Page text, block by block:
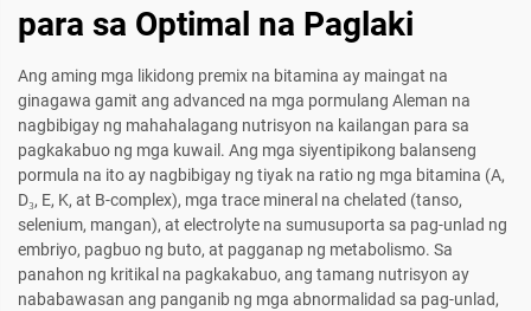
para sa Optimal na Paglaki
Ang aming mga likidong premix na bitamina ay maingat na
ginagawa gamit ang advanced na mga pormulang Aleman na
nagbibigay ng mahahalagang nutrisyon na kailangan para sa
pagkakabuo ng mga kuwail. Ang mga siyentipikong balanseng
pormula na ito ay nagbibigay ng tiyak na ratio ng mga bitamina (A,
D₃, E, K, at B-complex), mga trace mineral na chelated (tanso,
selenium, mangan), at electrolyte na sumusuporta sa pag-unlad ng
embriyo, pagbuo ng buto, at pagganap ng metabolismo. Sa
panahon ng kritikal na pagkakabuo, ang tamang nutrisyon ay
nababawasan ang panganib ng mga abnormalidad sa pag-unlad,